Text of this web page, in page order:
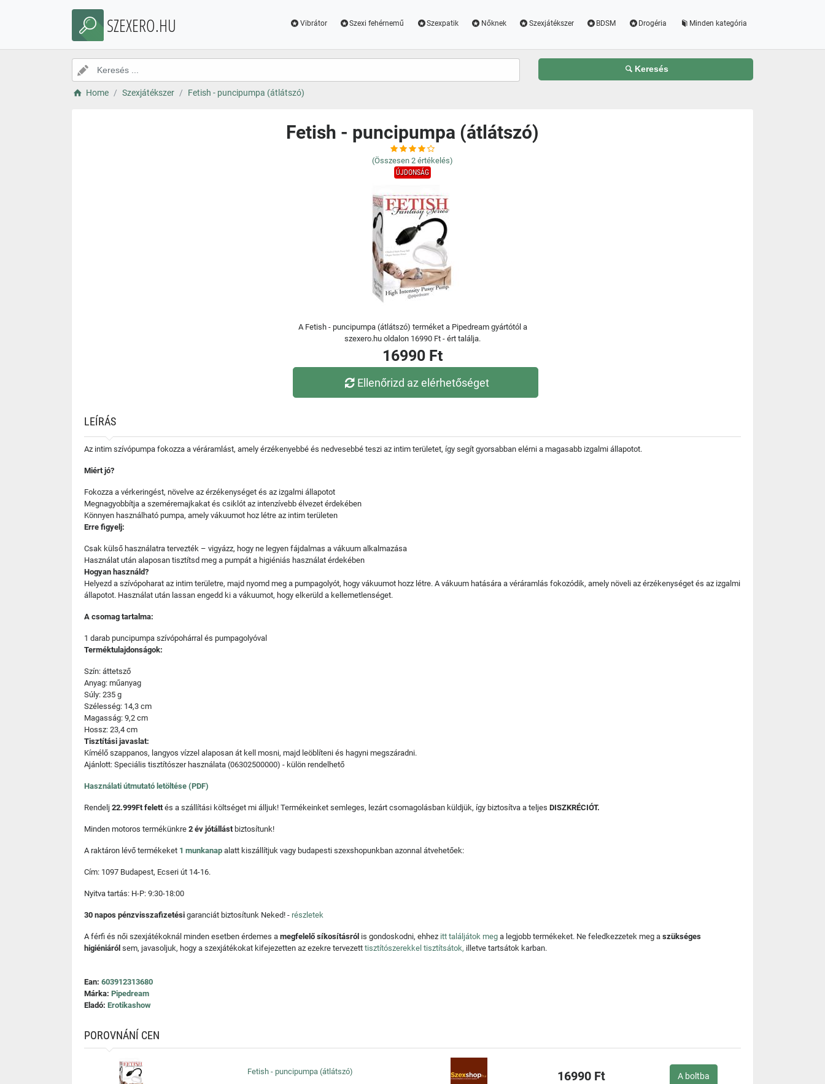
SZEXERO.HU Vibrátor Szexi fehérnemű Szexpatik Nőknek Szexjátékszer BDSM Drogéria Minden kategória
Keresés
Home Szexjátékszer Fetish - puncipumpa (átlátszó)
Fetish - puncipumpa (átlátszó)
(Összesen 2 értékelés)
ÚJDONSÁG
A Fetish - puncipumpa (átlátszó) terméket a Pipedream gyártótól a
szexero.hu oldalon 16990 Ft - ért találja.
16990 Ft
Ellenőrizd az elérhetőséget
LEÍRÁS
Az intim szívópumpa fokozza a véráramlást, amely érzékenyebbé és nedvesebbé teszi az intim területet, így segít gyorsabban elérni a magasabb izgalmi állapotot.
Miért jó?
Fokozza a vérkeringést, növelve az érzékenységet és az izgalmi állapotot
Megnagyobbítja a szeméremajkakat és csiklót az intenzívebb élvezet érdekében
Könnyen használható pumpa, amely vákuumot hoz létre az intim területen
Erre figyelj:
Csak külső használatra tervezték – vigyázz, hogy ne legyen fájdalmas a vákuum alkalmazása
Használat után alaposan tisztítsd meg a pumpát a higiéniás használat érdekében
Hogyan használd?
Helyezd a szívópoharat az intim területre, majd nyomd meg a pumpagolyót, hogy vákuumot hozz létre. A vákuum hatására a véráramlás fokozódik, amely növeli az érzékenységet és az izgalmi
állapotot. Használat után lassan engedd ki a vákuumot, hogy elkerüld a kellemetlenséget.
A csomag tartalma:
1 darab puncipumpa szívópohárral és pumpagolyóval
Terméktulajdonságok:
Szín: áttetsző
Anyag: műanyag
Súly: 235 g
Szélesség: 14,3 cm
Magasság: 9,2 cm
Hossz: 23,4 cm
Tisztítási javaslat:
Kímélő szappanos, langyos vízzel alaposan át kell mosni, majd leöblíteni és hagyni megszáradni.
Ajánlott: Speciális tisztítószer használata (06302500000) - külön rendelhető
Használati útmutató letöltése (PDF)
Rendelj 22.999Ft felettés a szállítási költséget mi álljuk! Termékeinket semleges, lezárt csomagolásban küldjük, így biztosítva a teljes DISZKRÉCIÓT.
Minden motoros termékünkre 2 év jótállást biztosítunk!
A raktáron lévő termékeket 1 munkanap alatt kiszállítjuk vagy budapesti szexshopunkban azonnal átvehetőek:
Cím: 1097 Budapest, Ecseri út 14-16.
Nyitva tartás: H-P: 9:30-18:00
30 napos pénzvisszafizetési garanciát biztosítunk Neked! - részletek
A férfi és női szexjátékoknál minden esetben érdemes a megfelelő síkosításról is gondoskodni, ehhez itt találjátok meg a legjobb termékeket. Ne feledkezzetek meg a szükséges
higiéniáról sem, javasoljuk, hogy a szexjátékokat kifejezetten az ezekre tervezett tisztítószerekkel tisztítsátok, illetve tartsátok karban.
Ean: 603912313680
Márka: Pipedream
Eladó: Erotikashow
POROVNÁNÍ CEN
Fetish - puncipumpa (átlátszó) 16990 Ft A boltba